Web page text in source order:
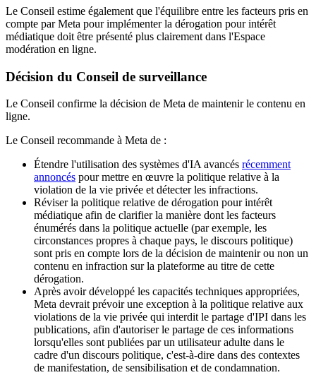
Le Conseil estime également que l'équilibre entre les facteurs pris en
compte par Meta pour implémenter la dérogation pour intérêt
médiatique doit être présenté plus clairement dans l'Espace
modération en ligne.
Décision du Conseil de surveillance
Le Conseil confirme la décision de Meta de maintenir le contenu en
ligne.
Le Conseil recommande à Meta de :
Étendre l'utilisation des systèmes d'IA avancés récemment
annoncés pour mettre en œuvre la politique relative à la
violation de la vie privée et détecter les infractions.
Réviser la politique relative de dérogation pour intérêt
médiatique afin de clarifier la manière dont les facteurs
énumérés dans la politique actuelle (par exemple, les
circonstances propres à chaque pays, le discours politique)
sont pris en compte lors de la décision de maintenir ou non un
contenu en infraction sur la plateforme au titre de cette
dérogation.
Après avoir développé les capacités techniques appropriées,
Meta devrait prévoir une exception à la politique relative aux
violations de la vie privée qui interdit le partage d'IPI dans les
publications, afin d'autoriser le partage de ces informations
lorsqu'elles sont publiées par un utilisateur adulte dans le
cadre d'un discours politique, c'est-à-dire dans des contextes
de manifestation, de sensibilisation et de condamnation.